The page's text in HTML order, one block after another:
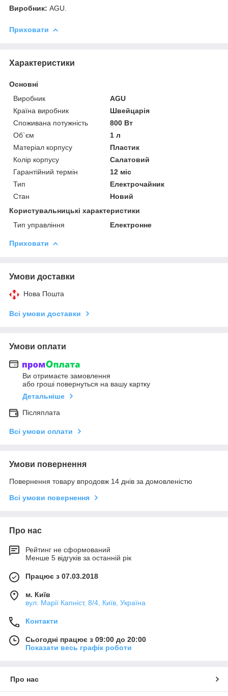
Виробник: AGU.
Приховати
Характеристики
Основні
Виробник
AGU
Країна виробник
Швейцарія
Споживана потужність
800 Вт
Об`єм
1 л
Матеріал корпусу
Пластик
Колір корпусу
Салатовий
Гарантійний термін
12 міс
Тип
Електрочайник
Стан
Новий
Користувальницькі характеристики
Тип управління
Електронне
Приховати
Умови доставки
Нова Пошта
Всі умови доставки
Умови оплати
Ви отримаєте замовлення
або гроші повернуться на вашу картку
Детальніше
Післяплата
Всі умови оплати
Умови повернення
Повернення товару впродовж 14 днів за домовленістю
Всі умови повернення
Про нас
Рейтинг не сформований
Менше 5 відгуків за останній рік
Працює з 07.03.2018
м. Київ
вул. Марії Капніст, 8/4, Київ, Україна
Контакти
Сьогодні працює з 09:00 до 20:00
Показати весь графік роботи
Про нас